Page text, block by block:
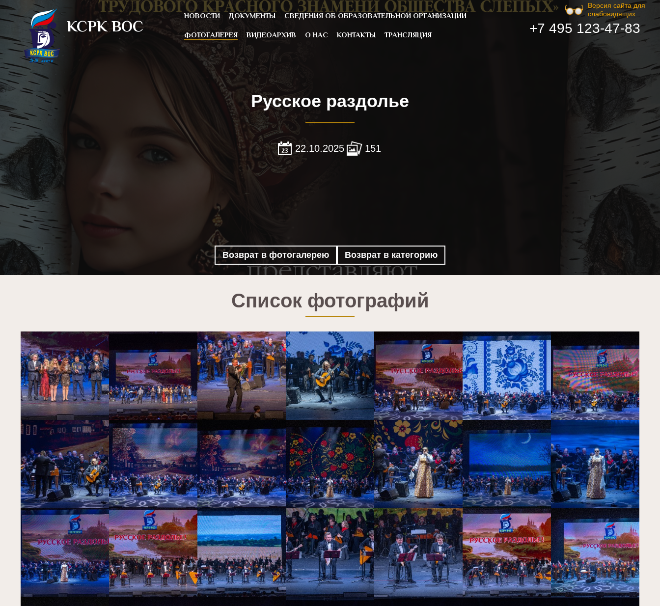
КСРК ВOC НОВОСТИ ДОКУМЕНТЫ
CВЕДЕНИЯ ОБ ОБРАЗОВАТЕЛЬНОЙ ОРГАНИЗАЦИИ
ФОТОГАЛЕРЕЯ
ВИДЕОАРХИВ О НАС КОНТАКТЫ ТРАНСЛЯЦИЯ
Версия сайта для
слабовидящих
+7 495 123-47-83
Русское раздолье
22.10.2025 151
Возврат в фотогалерею Возврат в категорию
Список фотографий